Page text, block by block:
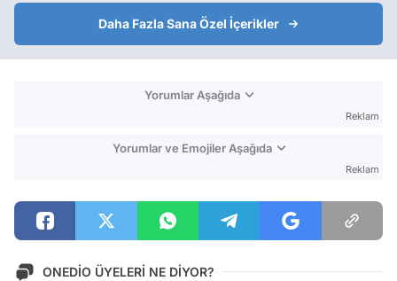
Daha Fazla Sana Özel İçerikler
Yorumlar Aşağıda
Reklam
Yorumlar ve Emojiler Aşağıda
Reklam
ONEDİO ÜYELERİ NE DİYOR?